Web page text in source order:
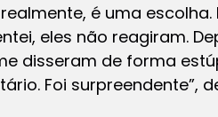
é uma
eles não reagiram.
disseram de forma
Foi surpreendente”,